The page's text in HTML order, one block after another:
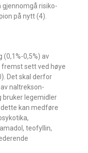
gjennomgå risiko-
på nytt (4).
(0,1%-0,5%) av
sett ved høye
Det skal derfor
naltrekson-
bruker legemidler
kan medføre
teofyllin,